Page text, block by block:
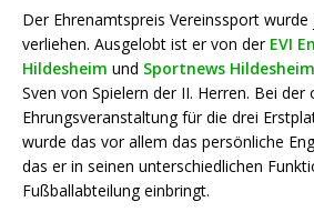
Der Ehrenamtspreis Vereinssport
verliehen. Ausgelobt ist er von der EVI
Hildesheim und Sportnews Hildesheim
Sven von Spielern der II. Herren. Bei der
Ehrungsveranstaltung für die drei
wurde das vor allem das persönliche
das er in seinen unterschiedlichen
Fußballabteilung einbringt.